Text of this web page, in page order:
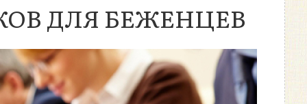
ДЛЯ БЕЖЕНЦЕВ